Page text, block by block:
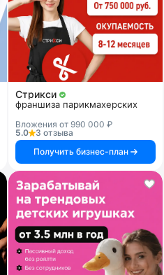
Стрикси
франшиза парикмахерских
Вложения от 990 000 ₽
5.0
3 отзыва
Получить бизнес-план